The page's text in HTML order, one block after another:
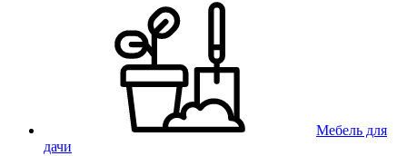
Мебель для
дачи